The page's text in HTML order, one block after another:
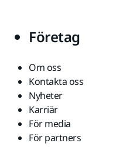
Företag
Om oss
Kontakta oss
Nyheter
Karriär
För media
För partners